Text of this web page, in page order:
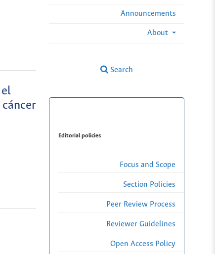
Announcements
About
Search
Editorial policies
Focus and Scope
Section Policies
Peer Review Process
Reviewer Guidelines
Open Access Policy